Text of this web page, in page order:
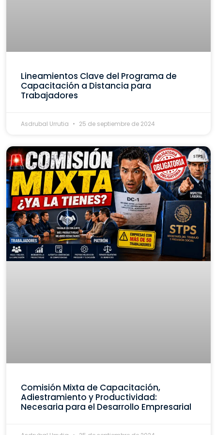
Lineamientos Clave del Programa de
Capacitación a Distancia para
Trabajadores
Asdrubal Urrutia 25 de septiembre de 2024
Comisión Mixta de Capacitación,
Adiestramiento y Productividad:
Necesaria para el Desarrollo Empresarial